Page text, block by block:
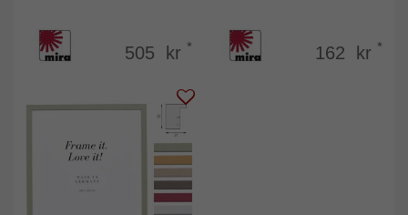
505 kr * 162 kr *